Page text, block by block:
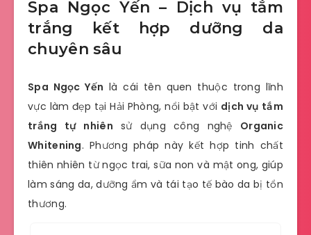
Spa Ngọc Yến – Dịch vụ tắm
trắng kết hợp dưỡng da
chuyên sâu
Spa Ngọc Yến là cái tên quen thuộc trong lĩnh
vực làm đẹp tại Hải Phòng, nổi bật với dịch vụ tắm
trắng tự nhiên sử dụng công nghệ Organic
Whitening.Phương pháp này kết hợp tinh chất
thiên nhiên từ ngọc trai, sữa non và mật ong, giúp
làm sáng da, dưỡng ẩm và tái tạo tế bào da bị tổn
thương.